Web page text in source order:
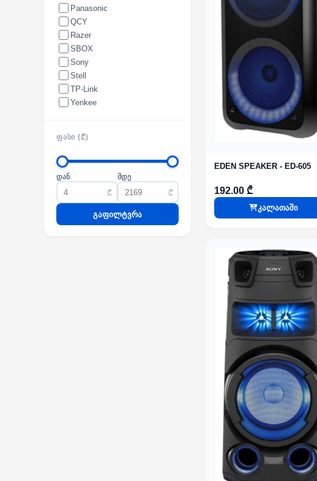
Panasonic
QCY
Razer
SBOX
Sony
Stell
TP-Link
Yenkee
ᲤᲐᲡᲘ (₾)
დან
₾
მდე
₾
გაფილტვრა
EDEN SPEAKER - ED-605
192.00 ₾
კალათაში